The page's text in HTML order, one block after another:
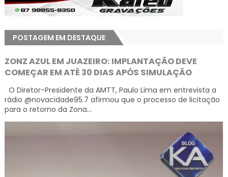
POSTAGEM EM DESTAQUE
ZONZ AZUL EM JUAZEIRO: IMPLANTAÇÃO DEVE
COMEÇAR EM ATÉ 30 DIAS APÓS SIMULAÇÃO
O Diretor-Presidente da AMTT, Paulo Lima em entrevista a
rádio @novacidade95.7 afirmou que o processo de licitação
para o retorno da Zona...